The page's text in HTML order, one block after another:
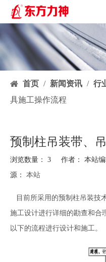
首页 / 新闻资讯 / 行
具施工操作流程
预制柱吊装带、
浏览数量： 3 作者： 本站
源： 本站
目前所采用的预制柱吊装技
施工设计进行详细的勘查和合
以下的流程进行设计和施工。